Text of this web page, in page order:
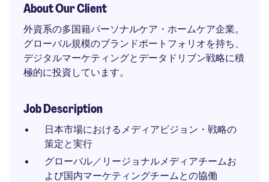
About Our Client
外資系の多国籍パーソナルケア・ホームケア企業。
グローバル規模のブランドポートフォリオを持ち、
デジタルマーケティングとデータドリブン戦略に積
極的に投資しています。
Job Description
日本市場におけるメディアビジョン・戦略の
策定と実行
グローバル／リージョナルメディアチームお
よび国内マーケティングチームとの協働